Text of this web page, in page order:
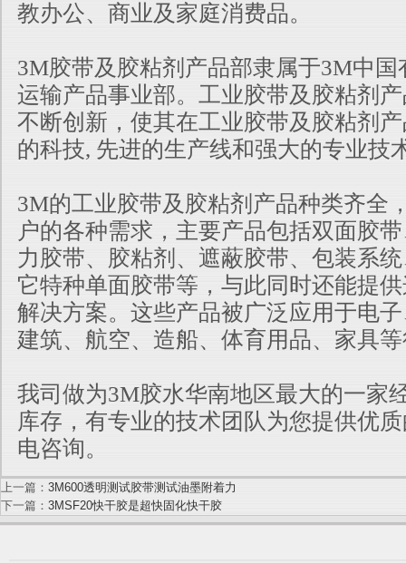
教办公、商业及家庭消费品。
3M胶带及胶粘剂产品部隶属于3M中国
运输产品事业部。工业胶带及胶粘剂
不断创新，使其在工业胶带及胶粘剂
的科技, 先进的生产线和强大的专业技
3M的工业胶带及胶粘剂产品种类齐全
户的各种需求，主要产品包括双面胶
力胶带、胶粘剂、遮蔽胶带、包装系
它特种单面胶带等，与此同时还能提
解决方案。这些产品被广泛应用于电
建筑、航空、造船、体育用品、家具
我司做为3M胶水华南地区最大的一家
库存，有专业的技术团队为您提供优
电咨询。
上一篇： 3M600透明测试胶带测试油墨附着力
下一篇： 3MSF20快干胶是超快固化快干胶